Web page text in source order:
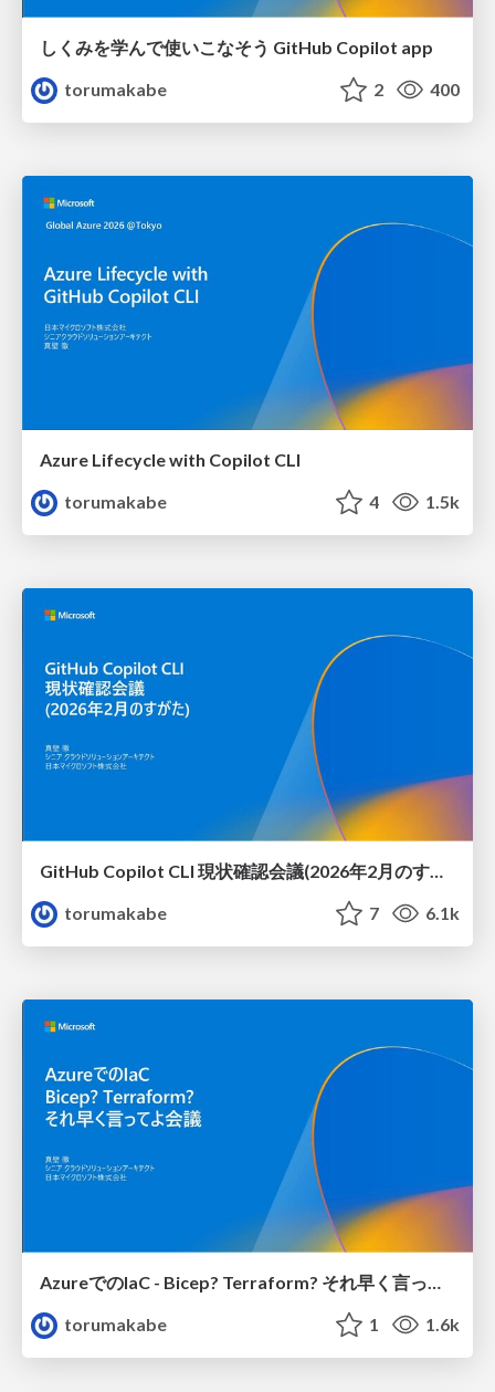
しくみを学んで使いこなそう GitHub Copilot app
torumakabe
2 400
Azure Lifecycle with Copilot CLI
torumakabe
4 1.5k
GitHub Copilot CLI 現状確認会議(2026年2月のすがた)
torumakabe
7 6.1k
AzureでのIaC - Bicep? Terraform? それ早く言ってよ会議
torumakabe
1 1.6k